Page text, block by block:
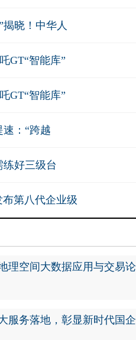
揭晓！中华人
GT“智能库”
GT“智能库”
速：“跨越
练好三级台
第八代企业级
理空间大数据应用与交易论
服务落地，彰显新时代国企